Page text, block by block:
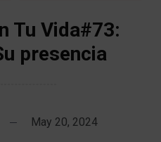
Tu Vida#73:
presencia
May 20, 2024